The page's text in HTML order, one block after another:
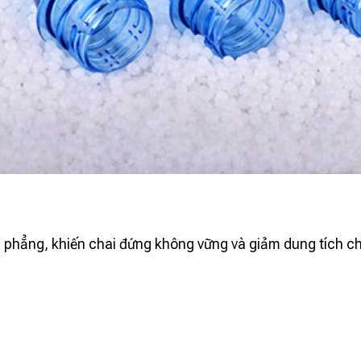
khiến chai đứng không vững và giảm dung tích